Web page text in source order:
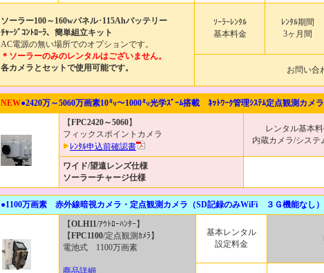
ソーラー100～160wパネル･115Ahバッテリー
ﾁｬｰｼﾞｺﾝﾄﾛｰﾗ、簡単組立キット
AC電源の無い場所でのオプションです。
＊ソーラーのみのレンタルはございません。
各カメラとセットで使用可能です。
ｿｰﾗｰﾚﾝﾀﾙ
基本料金
ﾚﾝﾀﾙ期間
3ヶ月間
お問い合
NEW●2420万～5060万画素10㍉～1000㍉光学ｽﾞｰﾑ搭載 ﾈｯﾄﾜｰｸ管理ｼｽﾃﾑ定点観測カメラ
【FPC2420～5060】
フィックスポイントカメラ
ﾚﾝﾀﾙ申込前確認書
レンタル基本
内蔵カメラ/システ
ワイド/望遠レンズ仕様
ソーラーチャージ仕様
●1100万画素 赤外線暗視カメラ・定点観測カメラ（SD記録のみWiFi ３Ｇ機能なし）
【OLH11/ｱｳﾄﾛｰﾊﾝﾀｰ】
【FPC1100/定点観測ｶﾒﾗ】
電池式 1100万画素
商品詳細
基本レンタル
設定料金